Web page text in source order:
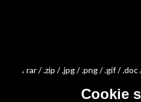
يدعم فقط .rar / .zip / .jpg / .png / .gif / .doc / .xls / .pdf ،
Cookie